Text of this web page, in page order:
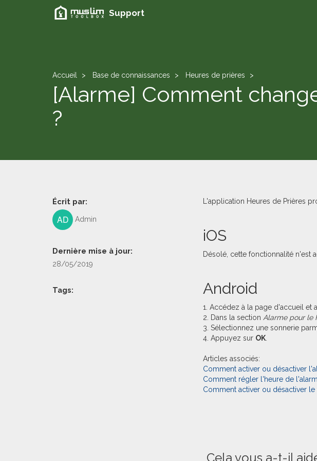
Support
Accueil Base de connaissances Heures de prières
[Alarme] Comment
?
Écrit par:
Admin
Dernière mise à jour:
28/05/2019
Tags:
L'application Heures de Prières
iOS
Désolé, cette fonctionnalité n'est
Android
1. Accédez à la page d'accueil et
2. Dans la section Alarme pour le
3. Sélectionnez une sonnerie
4. Appuyez sur OK.
Articles associés:
Comment activer ou désactiver
Comment régler l'heure de
Comment activer ou désactiver
Cela vous a-t-il